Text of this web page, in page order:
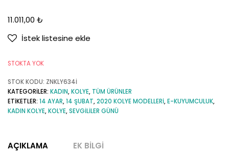
11.011,00 ₺
İstek listesine ekle
STOKTA YOK
STOK KODU: ZNKLY634İ
KATEGORILER: KADIN,KOLYE, TÜM ÜRÜNLER
ETIKETLER: 14 AYAR,14 ŞUBAT,2020 KOLYE MODELLERI,E-KUYUMCULUK,
KADIN KOLYE,KOLYE,SEVGILILER GÜNÜ
AÇIKLAMA EK BILGI